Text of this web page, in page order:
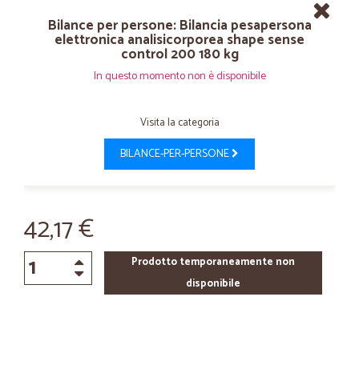
Bilance per persone: Bilancia pesapersona
elettronica analisicorporea shape sense
control 200 180 kg
In questo momento non è disponibile
Visita la categoria
BILANCE-PER-PERSONE
42,17 €
Prodotto temporaneamente non
disponibile